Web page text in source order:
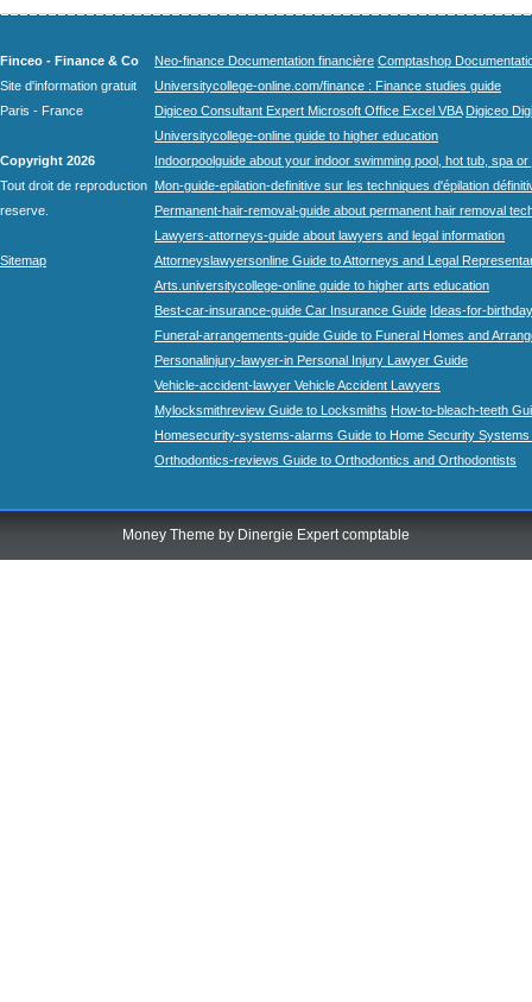
Finceo - Finance & Co
Site d'information gratuit
Paris - France
Copyright 2026
Tout droit de reproduction
reserve.
Sitemap
Neo-finance Documentation financière Comptashop
Universitycollege-online.com/finance : Finance studies guide
Digiceo Consultant Expert Microsoft Office Excel VBA Digiceo
Universitycollege-online guide to higher education
Indoorpoolguide about your indoor swimming pool, hot tub, spa
Mon-guide-epilation-definitive sur les techniques d'épilation
Permanent-hair-removal-guide about permanent hair removal
Lawyers-attorneys-guide about lawyers and legal information
Attorneyslawyersonline Guide to Attorneys and Legal
Arts.universitycollege-online guide to higher arts education
Best-car-insurance-guide Car Insurance Guide Ideas-for-
Funeral-arrangements-guide Guide to Funeral Homes and
Personalinjury-lawyer-in Personal Injury Lawyer Guide
Vehicle-accident-lawyer Vehicle Accident Lawyers
Mylocksmithreview Guide to Locksmiths How-to-bleach-teeth
Homesecurity-systems-alarms Guide to Home Security Systems
Orthodontics-reviews Guide to Orthodontics and Orthodontists
Money Theme by Dinergie Expert comptable